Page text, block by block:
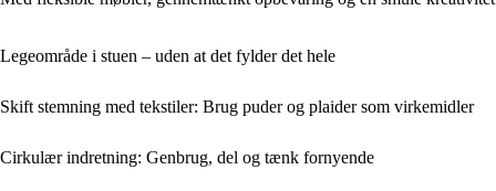
Legeområde i stuen – uden at det fylder det hele
Skift stemning med tekstiler: Brug puder og plaider som virkemidler
Cirkulær indretning: Genbrug, del og tænk fornyende